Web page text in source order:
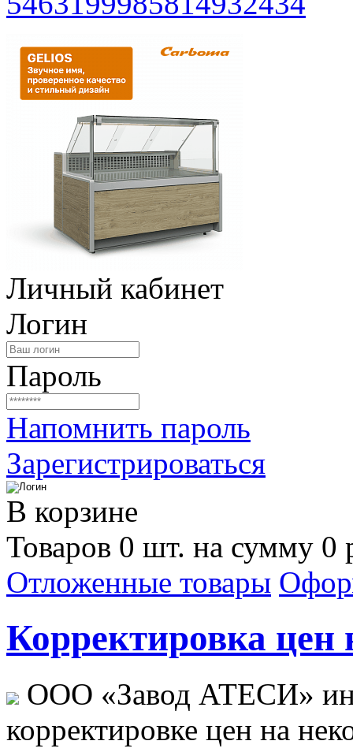
Личный кабинет
Логин
Пароль
Напомнить пароль
Зарегистрироваться
В корзине
Товаров 0 шт. на сумму 0
Отложенные товары
Корректировка цен
ООО «Завод АТЕСИ»
корректировке цен на